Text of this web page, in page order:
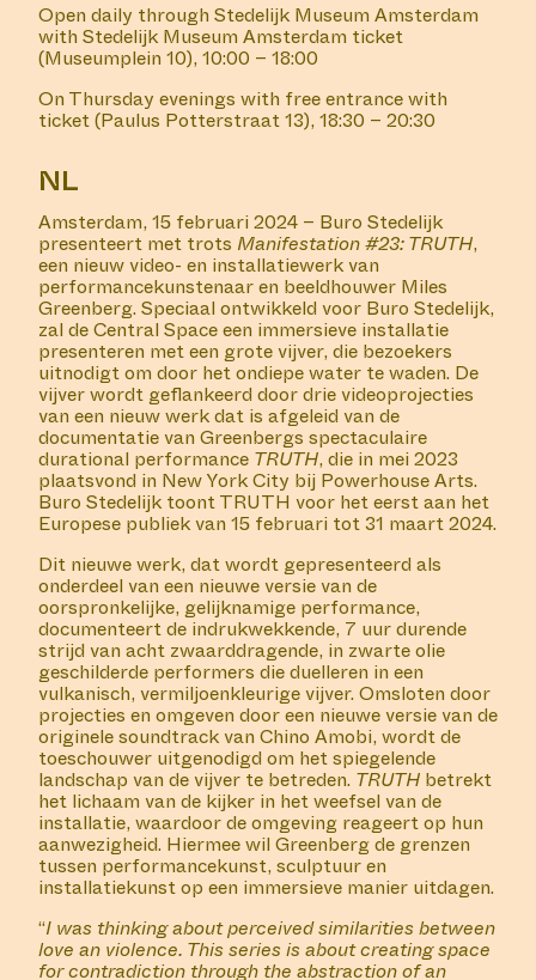
Open daily through Stedelijk Museum Amsterdam
with Stedelijk Museum Amsterdam ticket
(Museumplein 10), 10:00 – 18:00
On Thursday evenings with free entrance with
ticket (Paulus Potterstraat 13), 18:30 – 20:30
NL
Amsterdam, 15 februari 2024 – Buro Stedelijk
presenteert met trots Manifestation #23: TRUTH,
een nieuw video- en installatiewerk van
performancekunstenaar en beeldhouwer Miles
Greenberg. Speciaal ontwikkeld voor Buro Stedelijk,
zal de Central Space een immersieve installatie
presenteren met een grote vijver, die bezoekers
uitnodigt om door het ondiepe water te waden. De
vijver wordt geflankeerd door drie videoprojecties
van een nieuw werk dat is afgeleid van de
documentatie van Greenbergs spectaculaire
durational performance TRUTH, die in mei 2023
plaatsvond in New York City bij PowerhouseArts.
Buro Stedelijk toont TRUTH voor het eerst aan het
Europese publiek van 15 februari tot 31 maart 2024.
Dit nieuwe werk, dat wordt gepresenteerd als
onderdeel van een nieuwe versie van de
oorspronkelijke, gelijknamige performance,
documenteert de indrukwekkende, 7 uur durende
strijd van acht zwaarddragende, in zwarte olie
geschilderde performers die duelleren in een
vulkanisch, vermiljoenkleurige vijver. Omsloten door
projecties en omgeven door een nieuwe versie van de
originele soundtrack van Chino Amobi, wordt de
toeschouwer uitgenodigd om het spiegelende
landschap van de vijver te betreden. TRUTH betrekt
het lichaam van de kijker in het weefsel van de
installatie, waardoor de omgeving reageert op hun
aanwezigheid. Hiermee wil Greenberg de grenzen
tussen performancekunst, sculptuur en
installatiekunst op een immersieve manier uitdagen.
“I was thinking about perceived similarities between
love an violence. This series is about creating space
for contradiction through the abstraction of an